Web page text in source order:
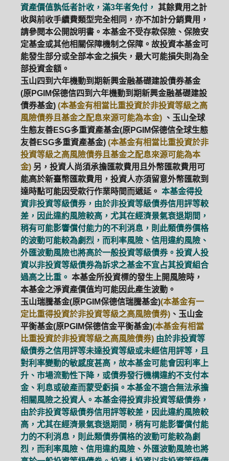
資產價值孰低者計收，滿3年者免付， 其餘費用之計
收與前收手續費類型完全相同，亦不加計分銷費用，
請參閱本公開說明書。本基金不受存款保險、保險安
定基金或其他相關保障機制之保障。故投資本基金可
能發生部分或全部本金之損失，最大可能損失則為全
部投資金額。
玉山四到六年機動到期新興金融基礎建設債券基金
(原PGIM保德信四到六年機動到期新興金融基礎建設
債券基金) (本基金有相當比重投資於非投資等級之高
風險債券且基金之配息來源可能為本金) 、玉山全球
生態友善ESG多重資產基金(原PGIM保德信全球生態
友善ESG多重資產基金) (本基金有相當比重投資於非
投資等級之高風險債券且基金之配息來源可能為本
金) 另，投資人尚須承擔匯款費用且外幣匯款費用可
能高於新臺幣匯款費用，投資人亦須留意外幣匯款到
達時點可能因受款行作業時間而遞延。 本基金得投
資非投資等級債券，由於非投資等級債券信用評等較
差，因此違約風險較高，尤其在經濟景氣衰退期間，
稍有可能影響償付能力的不利消息，則此類債券價格
的波動可能較為劇烈，而利率風險、信用違約風險、
外匯波動風險也將高於一般投資等級債券。投資人投
資以非投資等級債券為訴求之基金不宜占其投資組合
過高之比重。 本基金所投資標的發生上開風險時，
本基金之淨資產價值均可能因此產生波動。
玉山瑞騰基金(原PGIM保德信瑞騰基金)(本基金有一
定比重得投資於非投資等級之高風險債券) 、玉山金
平衡基金(原PGIM保德信金平衡基金)(本基金有相當
比重投資於非投資等級之高風險債券) 由於非投資等
級債券之信用評等未達投資等級或未經信用評等，且
對利率變動的敏感度甚高，故本基金可能會因利率上
升、市場流動性下降，或債券發行機構違約不支付本
金、利息或破產而蒙受虧損。本基金不適合無法承擔
相關風險之投資人。本基金得投資非投資等級債券，
由於非投資等級債券信用評等較差，因此違約風險較
高，尤其在經濟景氣衰退期間，稍有可能影響償付能
力的不利消息，則此類債券價格的波動可能較為劇
烈，而利率風險、信用違約風險、外匯波動風險也將